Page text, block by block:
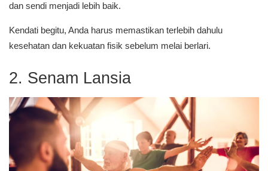
dan sendi menjadi lebih baik.
Kendati begitu, Anda harus memastikan terlebih dahulu
kesehatan dan kekuatan fisik sebelum melai berlari.
2. Senam Lansia